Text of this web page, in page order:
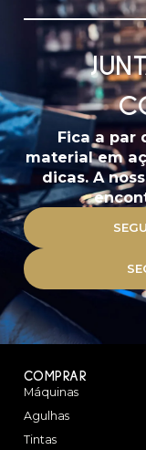
Fica a par
material em
dicas. A
COMPRAR
Máquinas
Agulhas
Tintas